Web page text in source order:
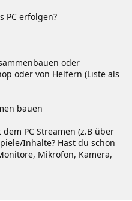
PC erfolgen?
oder
oder von Helfern (Liste als
bauen
PC Streamen (z.B über
Inhalte? Hast du schon
Mikrofon, Kamera,